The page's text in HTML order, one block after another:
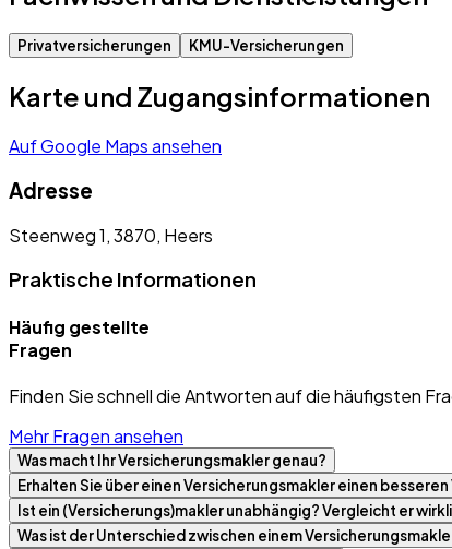
Privatversicherungen KMU-Versicherungen
Karte und Zugangsinformationen
Auf Google Maps ansehen
Adresse
Steenweg 1, 3870, Heers
Praktische Informationen
Häufig gestellte
Fragen
Finden Sie schnell die Antworten auf die häufigsten
Mehr Fragen ansehen
Was macht Ihr Versicherungsmakler genau?
Erhalten Sie über einen Versicherungsmakler einen
Ist ein (Versicherungs)makler unabhängig? Vergleicht er
Was ist der Unterschied zwischen einem